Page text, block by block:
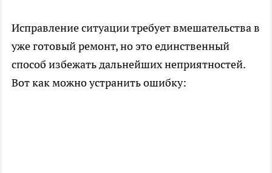
Исправление ситуации требует вмешательства в
уже готовый ремонт, но это единственный
способ избежать дальнейших неприятностей.
Вот как можно устранить ошибку: